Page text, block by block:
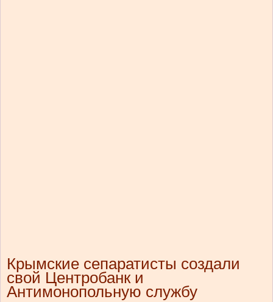
Крымские сепаратисты создали
свой Центробанк и
Антимонопольную службу